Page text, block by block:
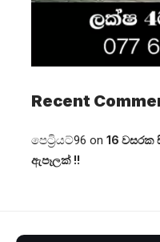
Recent
පෙට්‍රියට්96 on 16 වසරක
ඇපෑලක් !!